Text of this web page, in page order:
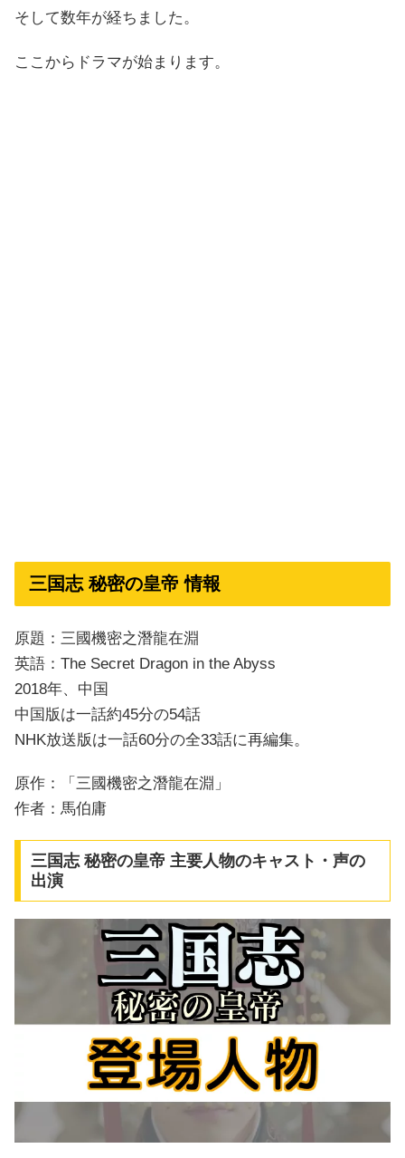
そして数年が経ちました。
ここからドラマが始まります。
三国志 秘密の皇帝 情報
原題：三國機密之潛龍在淵
英語：The Secret Dragon in the Abyss
2018年、中国
中国版は一話約45分の54話
NHK放送版は一話60分の全33話に再編集。
原作：「三國機密之潛龍在淵」
作者：馬伯庸
三国志 秘密の皇帝 主要人物のキャスト・声の
出演